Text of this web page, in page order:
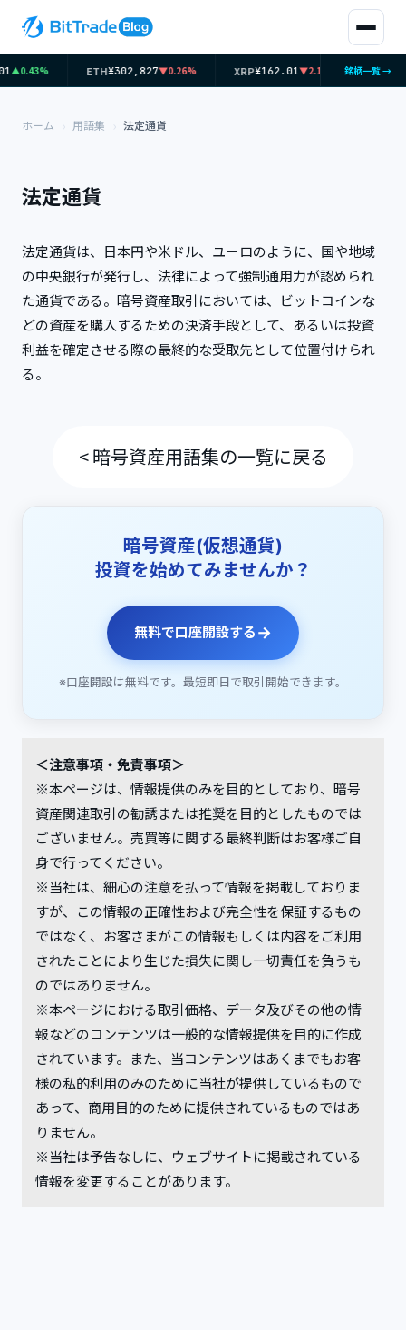
▲0.43% ETH¥302,827▼0.26% XRP¥162.01▼2.1% SOL
銘柄一覧 →
ホーム 用語集 法定通貨
法定通貨
法定通貨は、日本円や米ドル、ユーロのように、国や地域
の中央銀行が発行し、法律によって強制通用力が認められ
た通貨である。暗号資産取引においては、ビットコインな
どの資産を購入するための決済手段として、あるいは投資
利益を確定させる際の最終的な受取先として位置付けられ
る。
< 暗号資産用語集の一覧に戻る
暗号資産(仮想通貨)
投資を始めてみませんか？
無料で口座開設する →
※口座開設は無料です。最短即日で取引開始できます。
＜注意事項・免責事項＞
※本ページは、情報提供のみを目的としており、暗号
資産関連取引の勧誘または推奨を目的としたものでは
ございません。売買等に関する最終判断はお客様ご自
身で行ってください。
※当社は、細心の注意を払って情報を掲載しておりま
すが、この情報の正確性および完全性を保証するもの
ではなく、お客さまがこの情報もしくは内容をご利用
されたことにより生じた損失に関し一切責任を負うも
のではありません。
※本ページにおける取引価格、データ及びその他の情
報などのコンテンツは一般的な情報提供を目的に作成
されています。また、当コンテンツはあくまでもお客
様の私的利用のみのために当社が提供しているもので
あって、商用目的のために提供されているものではあ
りません。
※当社は予告なしに、ウェブサイトに掲載されている
情報を変更することがあります。